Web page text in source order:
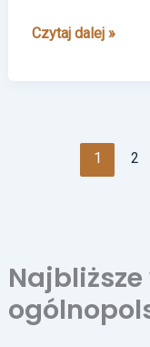
Czytaj dalej »
1 2